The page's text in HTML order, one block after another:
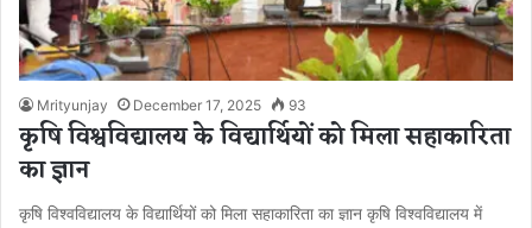
Mrityunjay December 17, 2025 93
कृषि विश्वविद्यालय के विद्यार्थियों को मिला सहाकारिता
का ज्ञान
कृषि विश्वविद्यालय के विद्यार्थियों को मिला सहाकारिता का ज्ञान कृषि विश्वविद्यालय में